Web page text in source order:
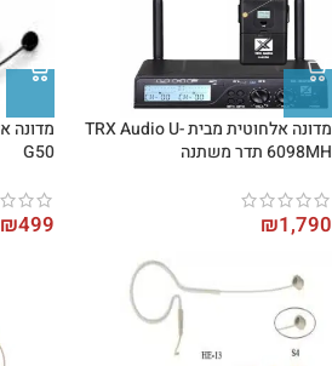
מדונה אלחוטית מבית TRX Audio U-
6098MH תדר משתנה
₪1,790
G50
₪499